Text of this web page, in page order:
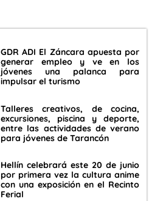
GDR ADI El Záncara apuesta por
generar empleo y ve en los
jóvenes una palanca para
impulsar el turismo
Talleres creativos, de cocina,
excursiones, piscina y deporte,
entre las actividades de verano
para jóvenes de Tarancón
Hellín celebrará este 20 de junio
por primera vez la cultura anime
con una exposición en el Recinto
Ferial